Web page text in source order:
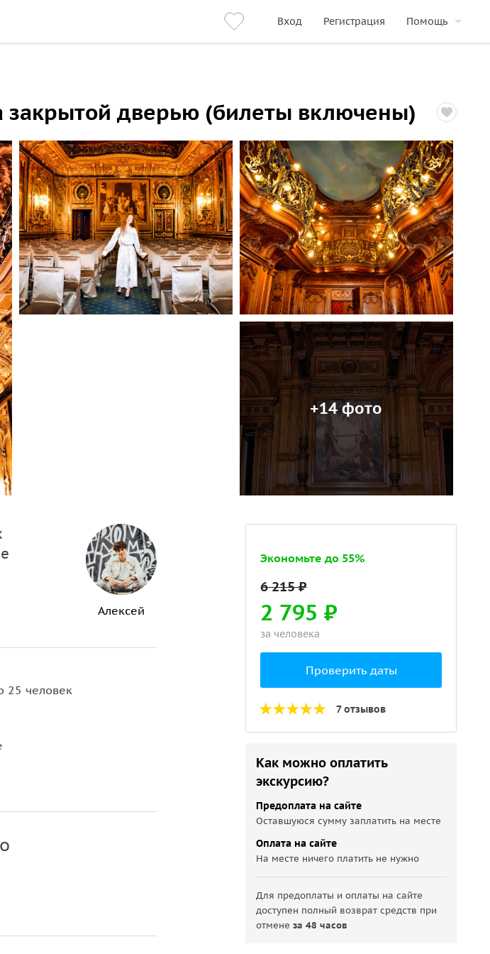
Вход Регистрация Помощь
дверью (билеты включены)
+14 фото
Алексей
25 человек
Экономьте до 55%
2 795 ₽
за человека
Проверить даты
7 отзывов
Как можно оплатить
экскурсию?
Предоплата на сайте
Оставшуюся сумму заплатить на месте
Оплата на сайте
На месте ничего платить не нужно
Для предоплаты и оплаты на сайте
доступен полный возврат средств при
отменеза 48 часов